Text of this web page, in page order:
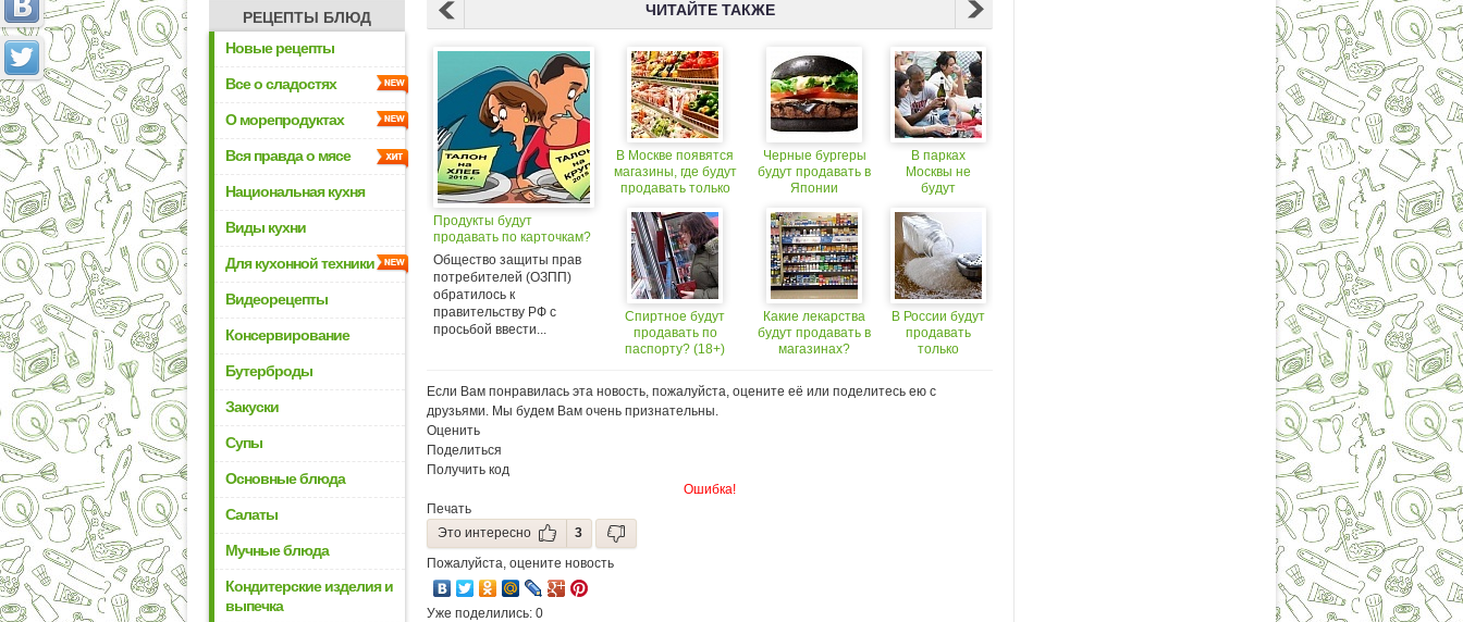
РЕЦЕПТЫ БЛЮД
Новые рецепты
Все о сладостях
О морепродуктах
Вся правда о мясе
Национальная кухня
Виды кухни
Для кухонной техники
Видеорецепты
Консервирование
Бутерброды
Закуски
Супы
Основные блюда
Салаты
Мучные блюда
Кондитерские изделия и
выпечка
ЧИТАЙТЕ ТАКЖЕ
Продукты будут
продавать по карточкам?
Общество защиты прав
потребителей (ОЗПП)
обратилось к
правительству РФ с
просьбой ввести...
В Москве появятся
магазины, где будут
продавать только
продукты
Спиртное будут
продавать по
паспорту? (18+)
Черные бургеры
будут продавать в
Японии
Какие лекарства
будут продавать в
магазинах?
В парках
Москвы не
будут
спиртное (18+)
В России будут
продавать
только
Если Вам понравилась эта новость, пожалуйста, оцените её или поделитесь ею с
друзьями. Мы будем Вам очень признательны.
Оценить
Поделиться
Получить код
Ошибка!
Печать
Это интересно
3
Пожалуйста, оцените новость
Уже поделились: 0